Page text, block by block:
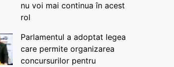
nu voi mai continua în acest
rol
Parlamentul a adoptat legea
care permite organizarea
concursurilor pentru